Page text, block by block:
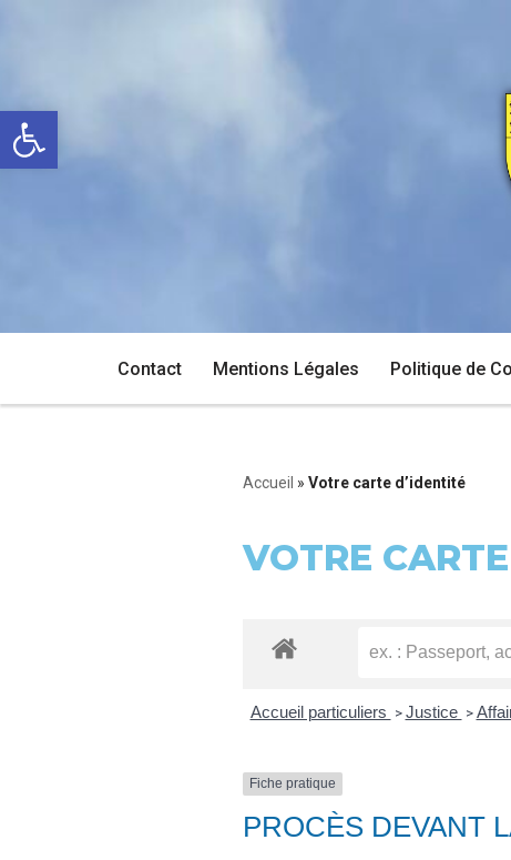
Ouvrir la barre d’outils
contenu
Contact Mentions Légales Politique de
Accueil » Votre carte d’identité
VOTRE
Accueil particuliers > Justice >
Fiche pratique
PROCÈS DEVANT